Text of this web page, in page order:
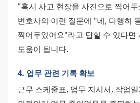
"혹시 사고 현장을 사진으로 찍어두
변호사의 이런 질문에 "네, 다행히
찍어두었어요"라고 답할 수 있다면
도움이 됩니다.
4. 업무 관련 기록 확보
근무 스케줄표, 업무 지시서, 작업